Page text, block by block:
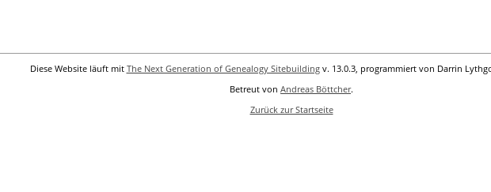
Diese Website läuft mit The Next Generation of Genealogy Sitebuildingv. 13.0.3, programmiert von Darrin
Betreut von Andreas Böttcher.
Zurück zur Startseite